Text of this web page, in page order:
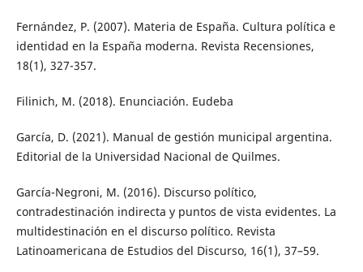
Fernández, P. (2007). Materia de España. Cultura política e
identidad en la España moderna. Revista Recensiones,
18(1), 327-357.
Filinich, M. (2018). Enunciación. Eudeba
García, D. (2021). Manual de gestión municipal argentina.
Editorial de la Universidad Nacional de Quilmes.
García-Negroni, M. (2016). Discurso político,
contradestinación indirecta y puntos de vista evidentes. La
multidestinación en el discurso político. Revista
Latinoamericana de Estudios del Discurso, 16(1), 37–59.